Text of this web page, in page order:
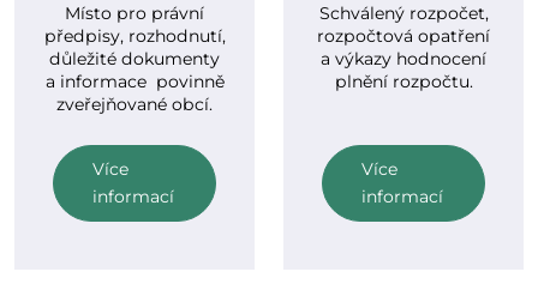
Místo pro právní
předpisy, rozhodnutí,
důležité dokumenty
a informace povinně
zveřejňované obcí.
Více
informací
Schválený rozpočet,
rozpočtová opatření
a výkazy hodnocení
plnění rozpočtu.
Více
informací